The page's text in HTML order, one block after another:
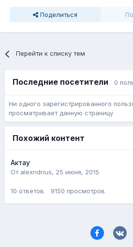
Поделиться
Перейти к списку тем
Последние посетители 0
Ни одного зарегистрированного
просматривает данную страницу
Похожий контент
Актау
От alexndrius, 25 июня, 2015
10 ответов 9150 просмотров